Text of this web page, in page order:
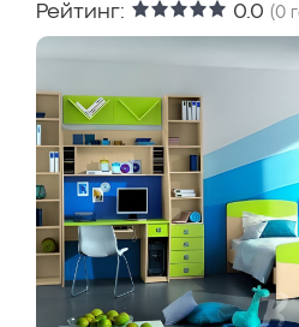
Рейтинг: 0.0 (0